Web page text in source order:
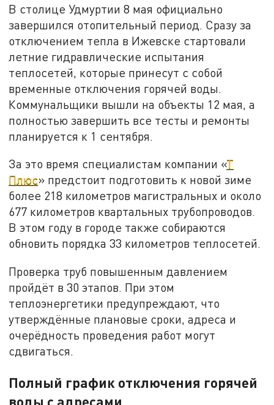
В столице Удмуртии 8 мая официально
завершился отопительный период. Сразу за
отключением тепла в Ижевске стартовали
летние гидравлические испытания
теплосетей, которые принесут с собой
временные отключения горячей воды.
Коммунальщики вышли на объекты 12 мая, а
полностью завершить все тесты и ремонты
планируется к 1 сентября.
За это время специалистам компании «Т
Плюс» предстоит подготовить к новой зиме
более 218 километров магистральных и около
677 километров квартальных трубопроводов.
В этом году в городе также собираются
обновить порядка 33 километров теплосетей.
Проверка труб повышенным давлением
пройдёт в 30 этапов. При этом
теплоэнергетики предупреждают, что
утверждённые плановые сроки, адреса и
очерёдность проведения работ могут
сдвигаться.
Полный график отключения горячей
воды с адресами